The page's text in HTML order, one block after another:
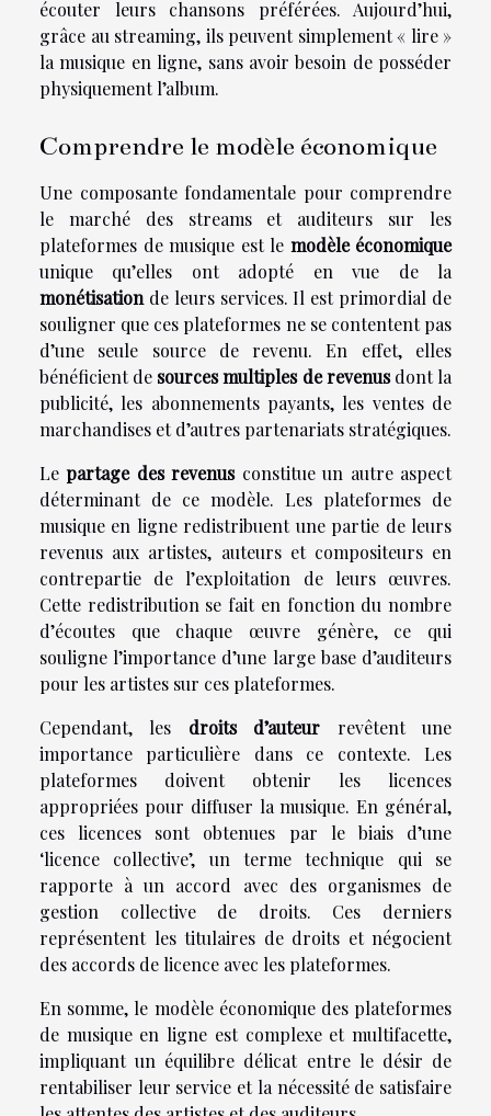
écouter leurs chansons préférées. Aujourd’hui,
grâce au streaming, ils peuvent simplement « lire»
la musique en ligne, sans avoir besoin de posséder
physiquement l’album.
Comprendre le modèle économique
Une composante fondamentale pour comprendre
le marché des streams et auditeurs sur les
plateformes de musique est le modèle économique
unique qu’elles ont adopté en vue de la
monétisationde leurs services. Il est primordial de
souligner que ces plateformes ne se contentent pas
d’une seule source de revenu. En effet, elles
bénéficient de sources multiples de revenusdont la
publicité, les abonnements payants, les ventes de
marchandises et d’autres partenariats stratégiques.
Lepartage des revenusconstitue un autre aspect
déterminant de ce modèle. Les plateformes de
musique en ligne redistribuent une partie de leurs
revenus aux artistes, auteurs et compositeurs en
contrepartie de l’exploitation de leurs œuvres.
Cette redistribution se fait en fonction du nombre
d’écoutes que chaque œuvre génère, ce qui
souligne l’importance d’une large base d’auditeurs
pour les artistes sur ces plateformes.
Cependant, les droits d’auteur revêtent une
importance particulière dans ce contexte. Les
plateformes doivent obtenir les licences
appropriées pour diffuser la musique. En général,
ces licences sont obtenues par le biais d’une
‘licence collective’, un terme technique qui se
rapporte à un accord avec des organismes de
gestion collective de droits. Ces derniers
représentent les titulaires de droits et négocient
des accords de licence avec les plateformes.
En somme, le modèle économique des plateformes
de musique en ligne est complexe et multifacette,
impliquant un équilibre délicat entre le désir de
rentabiliser leur service et la nécessité de satisfaire